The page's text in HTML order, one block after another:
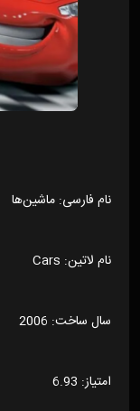
نام فارسی: ماشین‌ها
نام لاتین: Cars
سال ساخت: 2006
امتیاز: 6.93